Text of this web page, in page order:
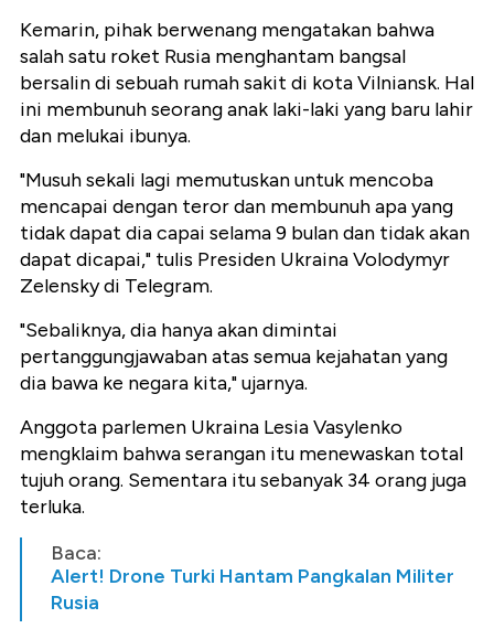
Kemarin, pihak berwenang mengatakan bahwa
salah satu roket Rusia menghantam bangsal
bersalin di sebuah rumah sakit di kota Vilniansk. Hal
ini membunuh seorang anak laki-laki yang baru lahir
dan melukai ibunya.
"Musuh sekali lagi memutuskan untuk mencoba
mencapai dengan teror dan membunuh apa yang
tidak dapat dia capai selama 9 bulan dan tidak akan
dapat dicapai," tulis Presiden Ukraina Volodymyr
Zelensky di Telegram.
"Sebaliknya, dia hanya akan dimintai
pertanggungjawaban atas semua kejahatan yang
dia bawa ke negara kita," ujarnya.
Anggota parlemen Ukraina Lesia Vasylenko
mengklaim bahwa serangan itu menewaskan total
tujuh orang. Sementara itu sebanyak 34 orang juga
terluka.
Baca:
Alert! Drone Turki Hantam Pangkalan Militer
Rusia